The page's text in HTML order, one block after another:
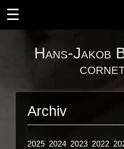
Der Zink
Hans-Jakob
Archiv
2025 2024 2023 2022